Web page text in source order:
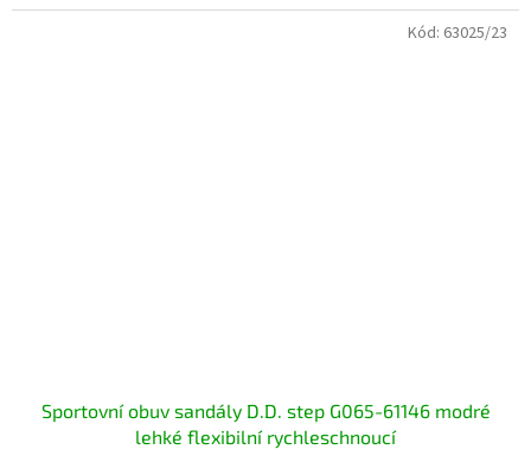
Sportovní obuv sandály D.D. step G065-61146 modré
lehké flexibilní rychleschnoucí
Kód: 63025/23